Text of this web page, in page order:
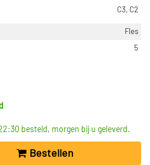
C3, C2
Fles
5
besteld, morgen bij u geleverd.
Bestellen